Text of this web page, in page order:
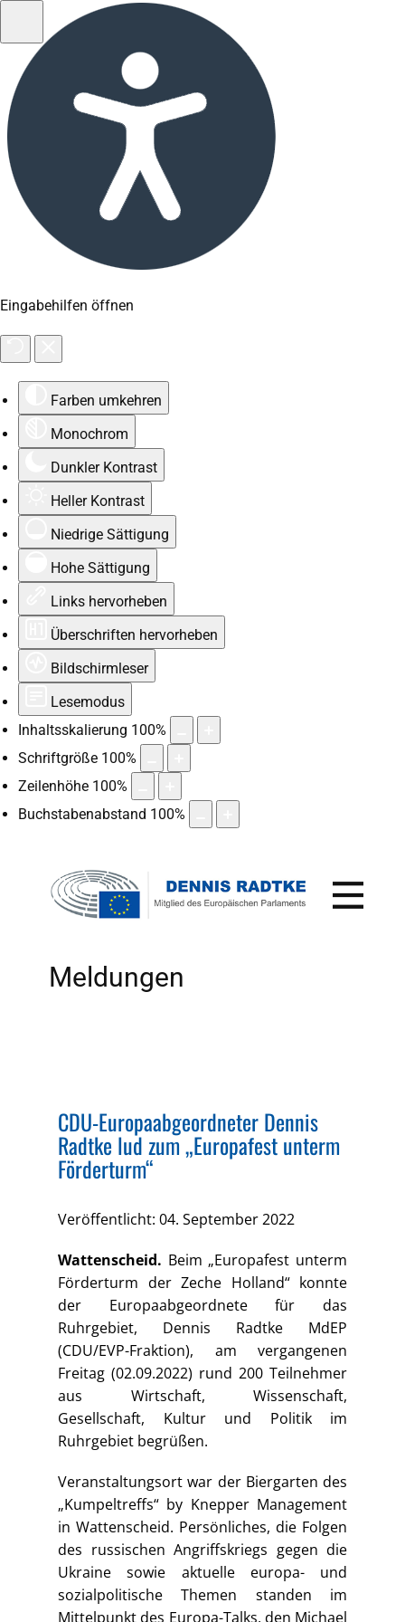
Eingabehilfen öffnen
Farben umkehren
Monochrom
Dunkler Kontrast
Heller Kontrast
Niedrige Sättigung
Hohe Sättigung
Links hervorheben
Überschriften hervorheben
Bildschirmleser
Lesemodus
Inhaltsskalierung 100%
Schriftgröße 100%
Zeilenhöhe 100%
Buchstabenabstand 100%
Meldungen
CDU-Europaabgeordneter Dennis
Radtke lud zum „Europafest unterm
Förderturm“
Veröffentlicht: 04. September 2022
Wattenscheid. Beim „Europafest unterm
Förderturm der Zeche Holland“ konnte
der Europaabgeordnete für das
Ruhrgebiet, Dennis Radtke MdEP
(CDU/EVP-Fraktion), am vergangenen
Freitag (02.09.2022) rund 200 Teilnehmer
aus Wirtschaft, Wissenschaft,
Gesellschaft, Kultur und Politik im
Ruhrgebiet begrüßen.
Veranstaltungsort war der Biergarten des
„Kumpeltreffs“ by Knepper Management
in Wattenscheid. Persönliches, die Folgen
des russischen Angriffskriegs gegen die
Ukraine sowie aktuelle europa- und
sozialpolitische Themen standen im
Mittelpunkt des Europa-Talks, den Michael